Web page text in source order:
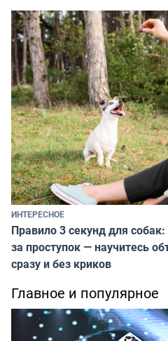
ИНТЕРЕСНОЕ
Правило 3 секунд для
за проступок — научитесь
сразу и без криков
Главное и популярное